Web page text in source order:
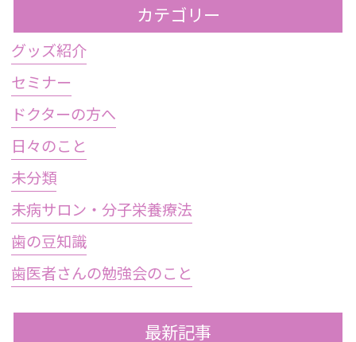
カテゴリー
グッズ紹介
セミナー
ドクターの方へ
日々のこと
未分類
未病サロン・分子栄養療法
歯の豆知識
歯医者さんの勉強会のこと
最新記事